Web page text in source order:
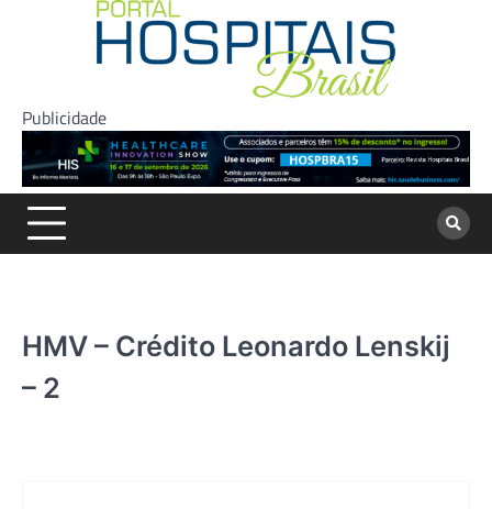
Publicidade
HMV – Crédito Leonardo Lenskij
– 2